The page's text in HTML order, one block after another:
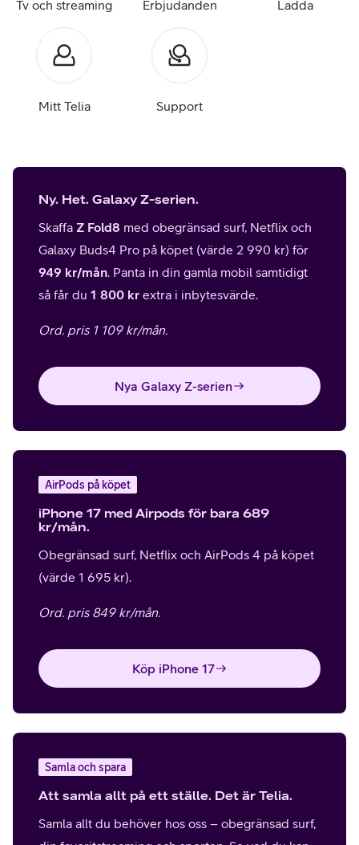
Tv och streaming Erbjudanden Ladda
Mitt Telia Support
Ny. Het. Galaxy Z-serien.
Skaffa Z Fold8 med obegränsad surf, Netflix och
Galaxy Buds4 Pro på köpet (värde 2 990 kr) för
949 kr/mån. Panta in din gamla mobil samtidigt
så får du 1 800 kr extra i inbytesvärde.
Ord. pris 1 109 kr/mån.
Nya Galaxy Z-serien
AirPods på köpet
iPhone 17 med Airpods för bara 689
kr/mån.
Obegränsad surf, Netflix och AirPods 4 på köpet
(värde 1 695 kr).
Ord. pris 849 kr/mån.
Köp iPhone 17
Samla och spara
Att samla allt på ett ställe. Det är Telia.
Samla allt du behöver hos oss – obegränsad surf,